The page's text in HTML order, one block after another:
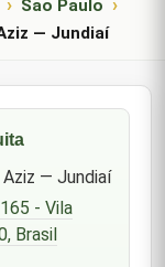
Sao Paulo
— Jundiaí
— Jundiaí
- Vila
Brasil